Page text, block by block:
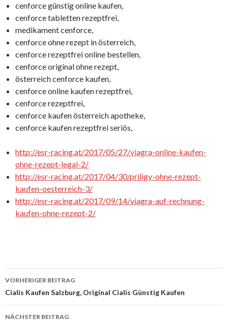
cenforce günstig online kaufen,
cenforce tabletten rezeptfrei,
medikament cenforce,
cenforce ohne rezept in österreich,
cenforce rezeptfrei online bestellen,
cenforce original ohne rezept,
österreich cenforce kaufen,
cenforce online kaufen rezeptfrei,
cenforce rezeptfrei,
cenforce kaufen österreich apotheke,
cenforce kaufen rezeptfrei seriös,
http://esr-racing.at/2017/05/27/viagra-online-kaufen-
ohne-rezept-legal-2/
http://esr-racing.at/2017/04/30/priligy-ohne-rezept-
kaufen-oesterreich-3/
http://esr-racing.at/2017/09/14/viagra-auf-rechnung-
kaufen-ohne-rezept-2/
Beitrags-
Navigation
VORHERIGER BEITRAG
Cialis Kaufen Salzburg, Original Cialis Günstig Kaufen
NÄCHSTER BEITRAG